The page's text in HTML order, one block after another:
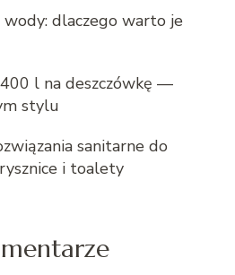
dlaczego warto je
l na deszczówkę —
stylu
sanitarne do
i toalety